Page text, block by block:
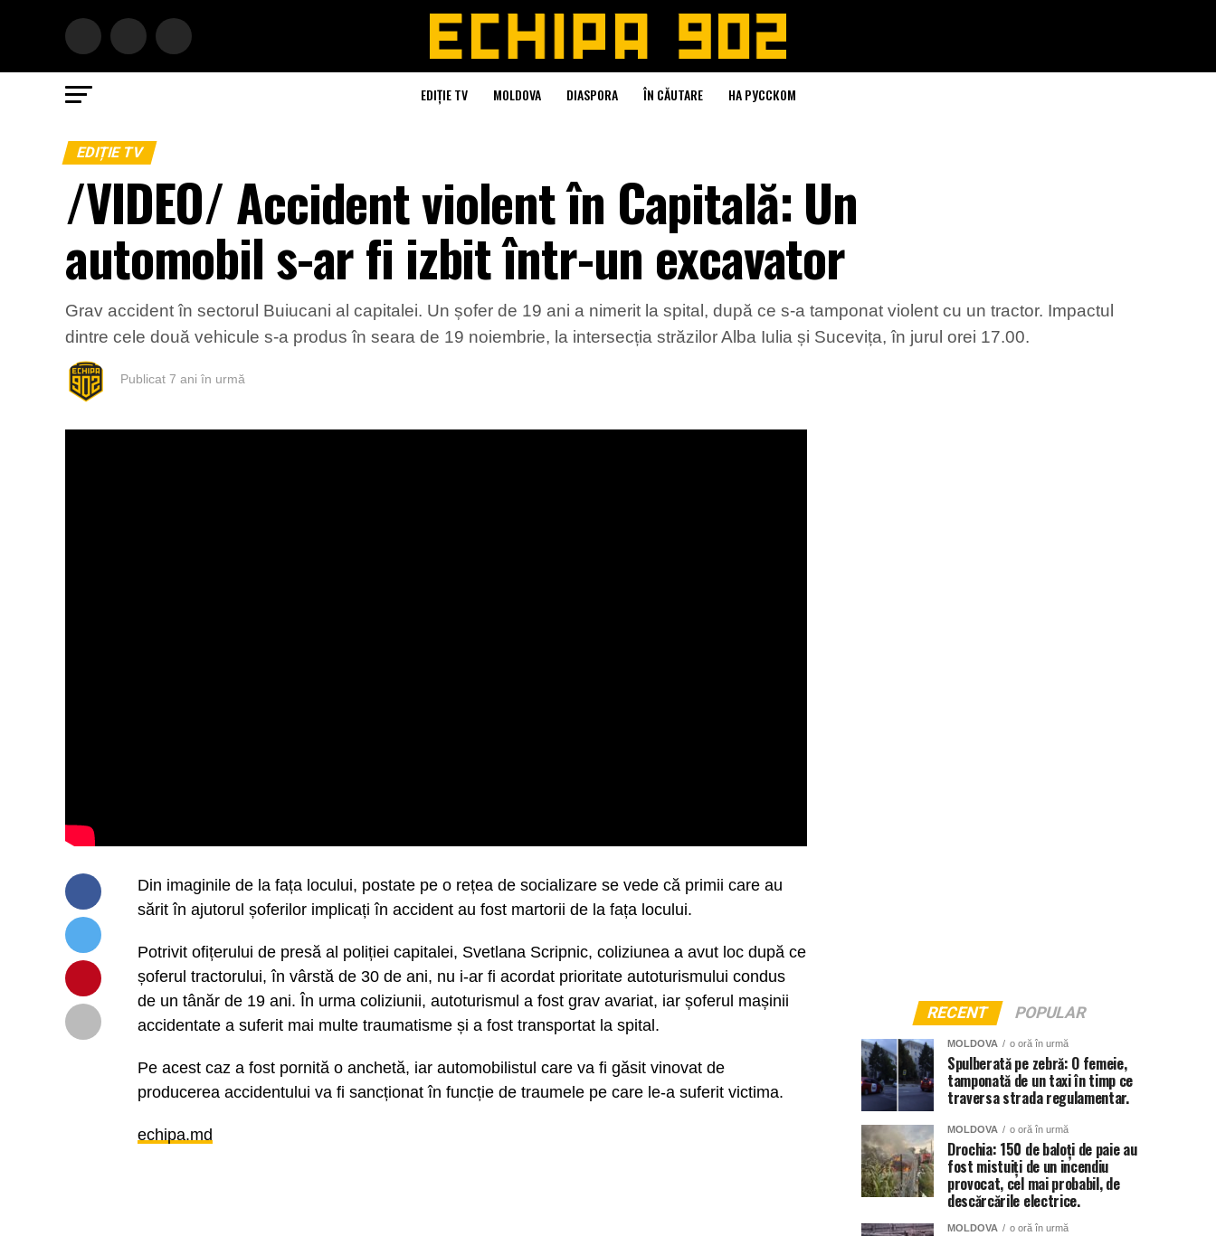
EDIȚIE TV MOLDOVA DIASPORA ÎN CĂUTARE НА РУССКОМ
EDIȚIE TV
/VIDEO/ Accident violent în Capitală: Un
automobil s-ar fi izbit într-un excavator
Grav accident în sectorul Buiucani al capitalei. Un șofer de 19 ani a nimerit la spital, după ce s-a tamponat violent cu un tractor. Impactul
dintre cele două vehicule s-a produs în seara de 19 noiembrie, la intersecția străzilor Alba Iulia și Sucevița, în jurul orei 17.00.
Publicat 7 ani în urmă
Din imaginile de la fața locului, postate pe o rețea de socializare se vede că primii care au
sărit în ajutorul șoferilor implicați în accident au fost martorii de la fața locului.
Potrivit ofițerului de presă al poliției capitalei, Svetlana Scripnic, coliziunea a avut loc după ce
șoferul tractorului, în vârstă de 30 de ani, nu i-ar fi acordat prioritate autoturismului condus
de un tânăr de 19 ani. În urma coliziunii, autoturismul a fost grav avariat, iar șoferul mașinii
accidentate a suferit mai multe traumatisme și a fost transportat la spital.
Pe acest caz a fost pornită o anchetă, iar automobilistul care va fi găsit vinovat de
producerea accidentului va fi sancționat în funcție de traumele pe care le-a suferit victima.
echipa.md
RECENT POPULAR
MOLDOVA o oră în urmă
Spulberată pe zebră: O femeie,
tamponată de un taxi în timp ce
traversa strada regulamentar.
MOLDOVA o oră în urmă
Drochia: 150 de baloți de paie au
fost mistuiți de un incendiu
provocat, cel mai probabil, de
descărcările electrice.
MOLDOVA o oră în urmă